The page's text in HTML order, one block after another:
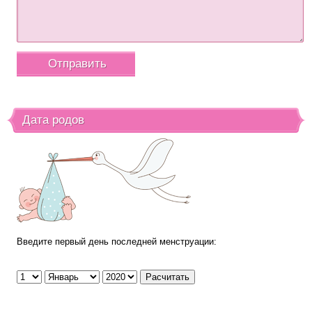
Дата родов
Введите первый день последней менструации: